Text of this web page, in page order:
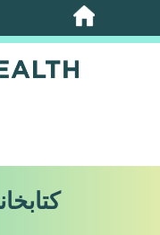
پرش